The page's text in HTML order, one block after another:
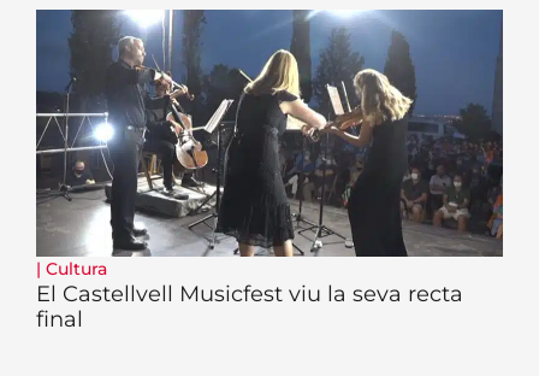
| Cultura
El Castellvell Musicfest viu la seva recta
final